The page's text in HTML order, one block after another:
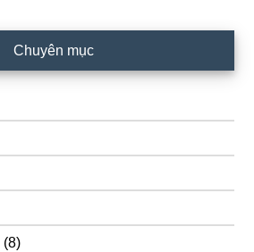
Chuyên mục
(8)